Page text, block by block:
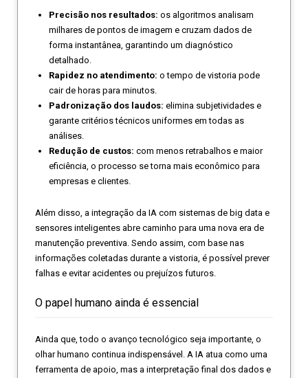
Precisão nos resultados: os algoritmos analisam
milhares de pontos de imagem e cruzam dados de
forma instantânea, garantindo um diagnóstico
detalhado.
Rapidez no atendimento: o tempo de vistoria pode
cair de horas para minutos.
Padronização dos laudos: elimina subjetividades e
garante critérios técnicos uniformes em todas as
análises.
Redução de custos: com menos retrabalhos e maior
eficiência, o processo se torna mais econômico para
empresas e clientes.
Além disso, a integração da IA com sistemas de big data e
sensores inteligentes abre caminho para uma nova era de
manutenção preventiva. Sendo assim, com base nas
informações coletadas durante a vistoria, é possível prever
falhas e evitar acidentes ou prejuízos futuros.
O papel humano ainda é essencial
Ainda que, todo o avanço tecnológico seja importante, o
olhar humano continua indispensável. A IA atua como uma
ferramenta de apoio, mas a interpretação final dos dados e